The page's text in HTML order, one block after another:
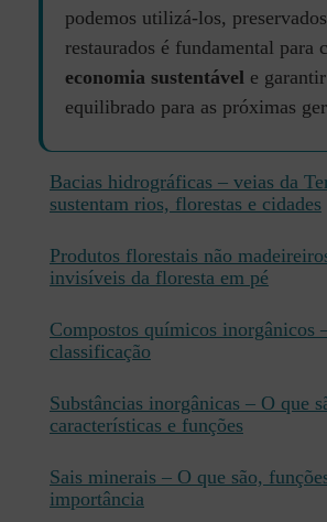
podemos utilizá-los,
restaurados é fundamental para
economia sustentável e
equilibrado para as próximas
Bacias hidrográficas – veias da
sustentam rios, florestas e cidades
Produtos florestais não
invisíveis da floresta em pé
Compostos químicos inorgânicos
classificação
Substâncias inorgânicas – O que
características e funções
Sais minerais – O que são,
importância